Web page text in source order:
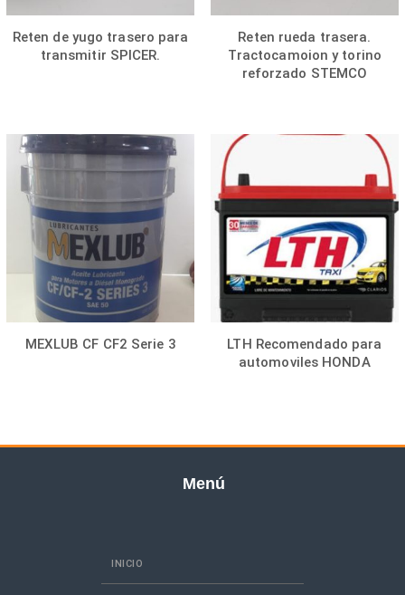
Reten de yugo trasero para
transmitir SPICER.
Reten rueda trasera.
Tractocamoion y torino
reforzado STEMCO
MEXLUB CF CF2 Serie 3
LTH Recomendado para
automoviles HONDA
Menú
INICIO